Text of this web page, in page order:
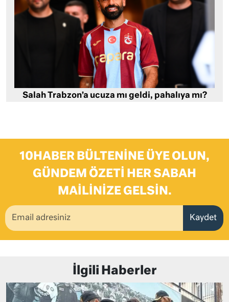
Salah Trabzon’a ucuza mı geldi, pahalıya mı?
10HABER BÜLTENINE ÜYE OLUN,
GÜNDEM ÖZETI HER SABAH
MAILINIZE GELSIN.
Kaydet
İlgili Haberler